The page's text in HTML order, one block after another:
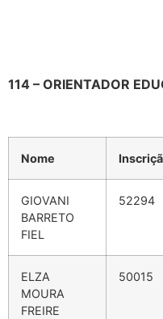
114 – ORIENTADOR
Nome
GIOVANI
BARRETO
FIEL
52294
ELZA
MOURA
FREIRE
50015